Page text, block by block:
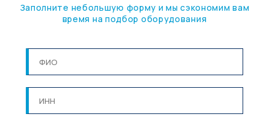
Заполните небольшую форму и мы сэкономим вам
время на подбор оборудования